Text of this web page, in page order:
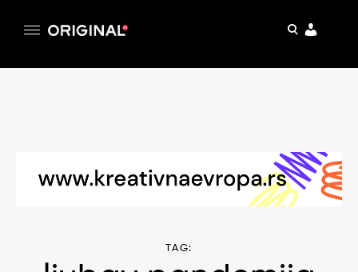
pretraga
TAG: